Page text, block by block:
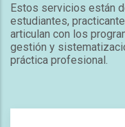
Estos servicios están
estudiantes,
articulan con los
gestión y
práctica profesional.